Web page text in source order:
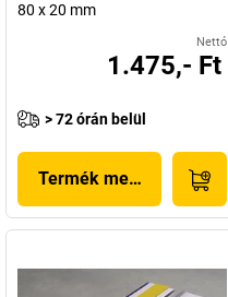
80 x 20 mm
Nettó
1.475,- Ft
> 72 órán belül
Termék megjelenítése